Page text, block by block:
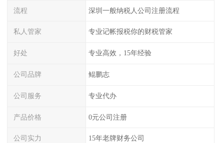
流程 深圳一般纳税人公司注册流程
私人管家 专业记帐报税你的财税管家
好处 专业高效，15年经验
公司品牌 鲲鹏志
公司服务 专业代办
产品价格 0元公司注册
公司实力 15年老牌财务公司